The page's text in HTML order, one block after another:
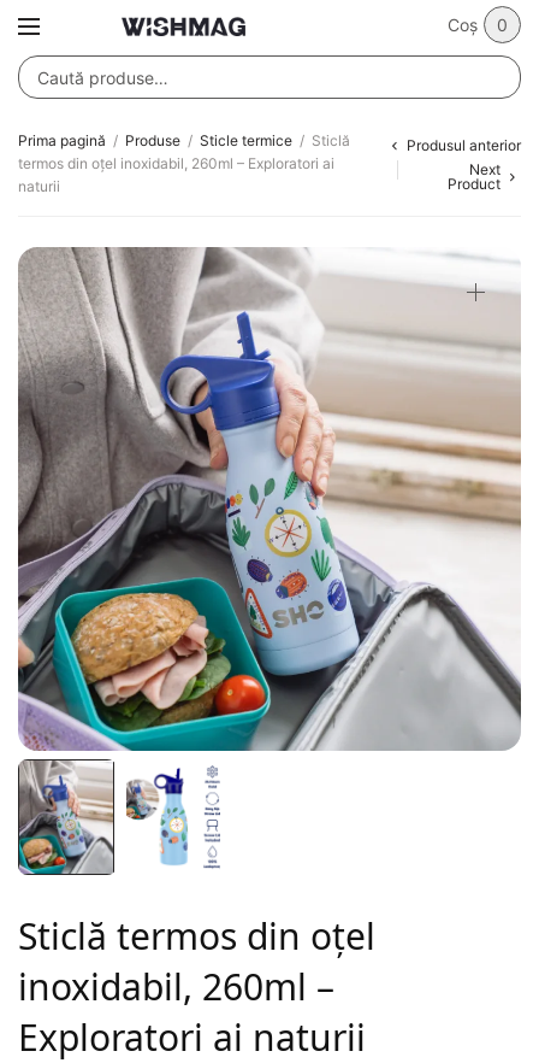
Coș 0
Prima pagină / Produse / Sticle termice / Sticlă
termos din oțel inoxidabil, 260ml – Exploratori ai
naturii
Produsul anterior
Next
Product
Sticlă termos din oțel
inoxidabil, 260ml –
Exploratori ai naturii